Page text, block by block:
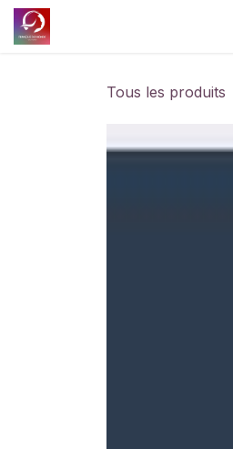
Se rendre au contenu
Tous les produits